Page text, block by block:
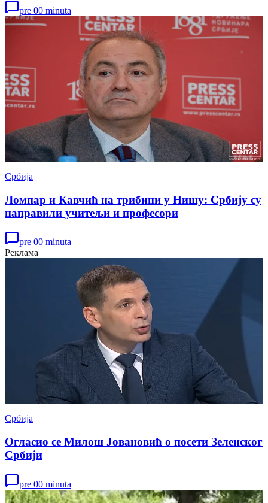
pre 00 minuta
Србија
Ломпар и Кавчић на трибини у Нишу: Србију су
направили учитељи и професори
pre 00 minuta
Реклама
Србија
Огласио се Милош Јовановић о посети Зеленског
Србији
pre 00 minuta